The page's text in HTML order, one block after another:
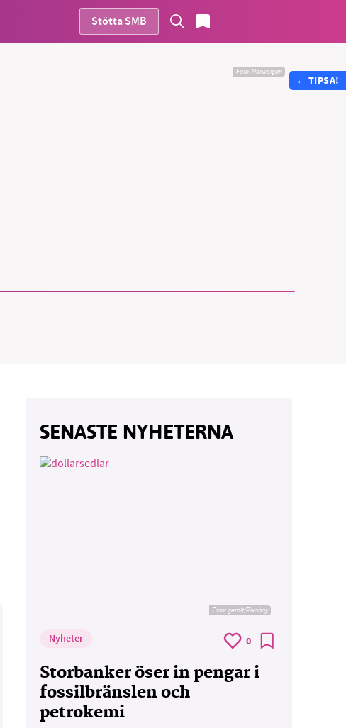
Stötta SMB
Foto:Norweigan
SENASTE NYHETERNA
Foto:geralt/Pixabay
Nyheter 0
Storbanker öser in pengar i
fossilbränslen och
petrokemi
← TIPSA!